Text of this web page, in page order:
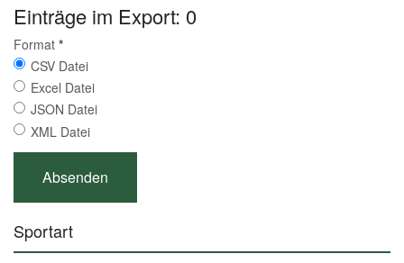
Einträge im Export: 0
Format *
CSV Datei
Excel Datei
JSON Datei
XML Datei
Sportart